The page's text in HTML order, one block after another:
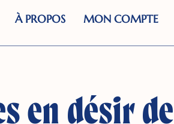
À PROPOS MON COMPTE
en désir de